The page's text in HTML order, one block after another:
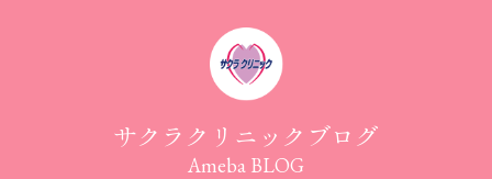
サクラクリニックブログ
Ameba BLOG